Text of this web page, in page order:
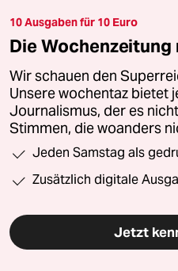
10 Ausgaben für 10 Euro
Die
Wir schauen den
Unsere wochentaz bietet
Journalismus, der es
Stimmen, die woanders
Jeden Samstag als
Zusätzlich digitale
Jetzt